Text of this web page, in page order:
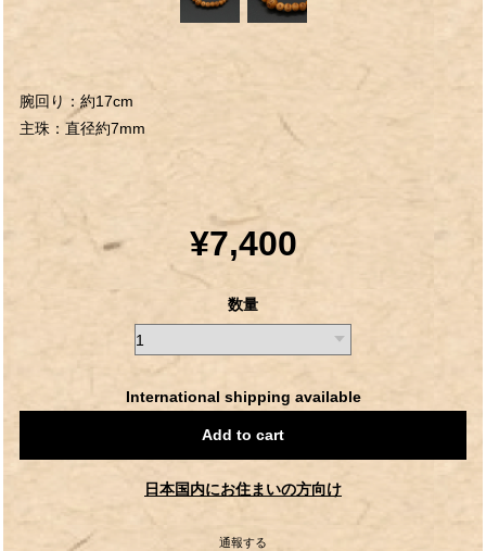
腕回り：約17cm
主珠：直径約7mm
¥7,400
数量
International shipping available
Add to cart
日本国内にお住まいの方向け
通報する